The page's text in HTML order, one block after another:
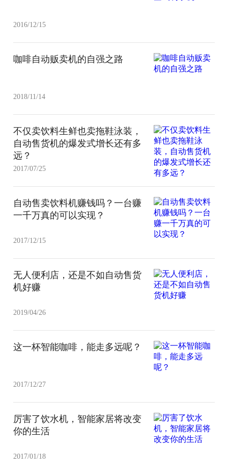
2016/12/15
咖啡自动贩卖机的自强之路
2018/11/14
不仅卖饮料生鲜也卖拖鞋泳装，
自动售货机的爆发式增长还有多
远？
2017/07/25
自动售卖饮料机赚钱吗？一台赚
一千万真的可以实现？
2017/12/15
无人便利店，还是不如自动售货
机好赚
2019/04/26
这一杯智能咖啡，能走多远呢？
2017/12/27
厉害了饮水机，智能家居将改变
你的生活
2017/01/18